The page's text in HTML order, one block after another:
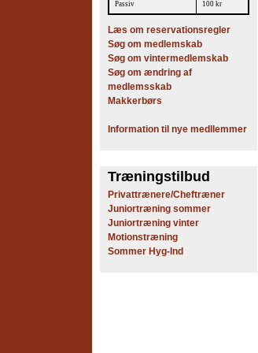
Passiv 100 kr
Læs om reservationsregler
Søg om medlemskab
Søg om vintermedlemskab
Søg om ændring af
medlemsskab
Makkerbørs
Information til nye medllemmer
Træningstilbud
Privattrænere/Cheftræner
Juniortræning sommer
Juniortræning vinter
Motionstræning
Sommer Hyg-Ind